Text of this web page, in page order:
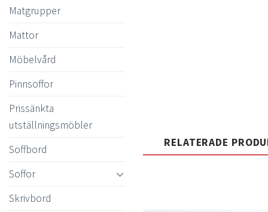
Matgrupper
Mattor
Möbelvård
Pinnsoffor
Prissänkta
utställningsmöbler
Soffbord
Soffor
Skrivbord
RELATERADE